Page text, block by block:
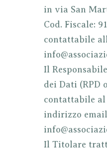
in via San
Cod. Fiscale:
contattabile
Il
dei Dati (RPD
contattabile al
indirizzo
Il Titolare